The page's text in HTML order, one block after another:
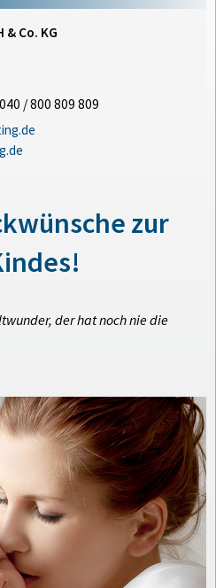
Co. KG
040 / 800 809 809
zur
der hat noch nie die